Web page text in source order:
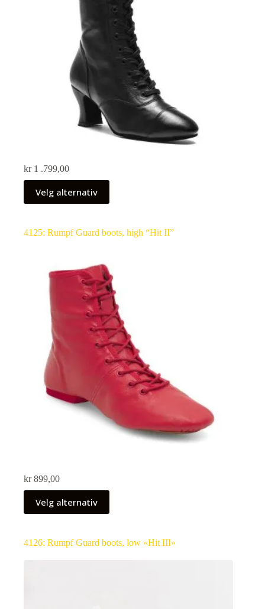
kr1 .799,00
Velg alternativ
4125: Rumpf Guard boots, high “Hit II”
kr899,00
Velg alternativ
4126: Rumpf Guard boots, low «Hit III»